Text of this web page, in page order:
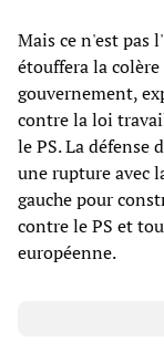
Mais ce n'est
étouffera la
gouvernement,
contre la loi
le PS. La défense
une rupture avec
gauche pour
contre le PS et
européenne.